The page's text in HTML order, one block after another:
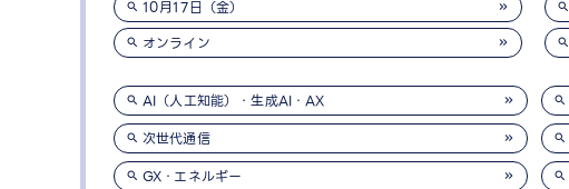
10月17日（金）
オンライン
AI（人工知能）・生成AI・AX
次世代通信
GX・エネルギー